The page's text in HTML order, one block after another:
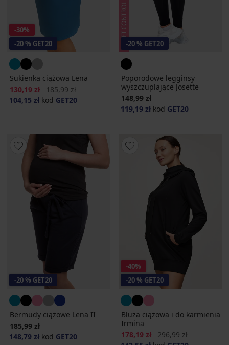
-30%
-20 % GET20
Sukienka ciążowa Lena
Zniżka
130,19 zł Pierwotna cena
185,99 zł
104,15 zł kod GET20
-20 % GET20
Poporodowe legginsy
wyszczuplające Josette
148,99 zł
119,19 zł kod GET20
-20 % GET20
Bermudy ciążowe Lena II
185,99 zł
148,79 zł kod GET20
-40%
-20 % GET20
Bluza ciążowa i do karmienia
Irmina
Zniżka
178,19 zł Pierwotna cena
296,99 zł